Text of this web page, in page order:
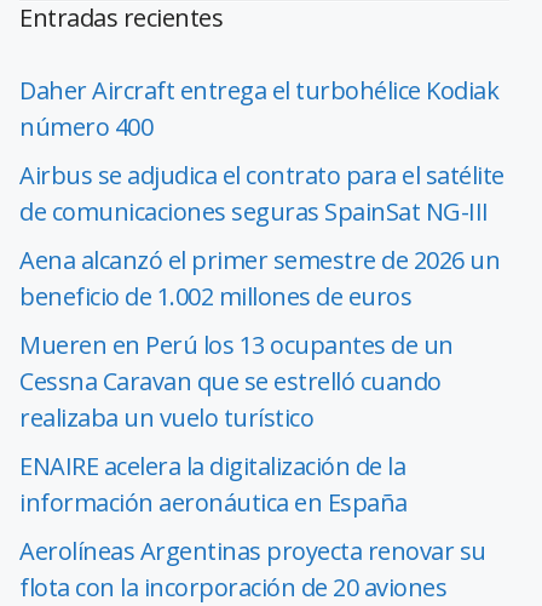
Entradas recientes
Daher Aircraft entrega el turbohélice Kodiak
número 400
Airbus se adjudica el contrato para el satélite
de comunicaciones seguras SpainSat NG-III
Aena alcanzó el primer semestre de 2026 un
beneficio de 1.002 millones de euros
Mueren en Perú los 13 ocupantes de un
Cessna Caravan que se estrelló cuando
realizaba un vuelo turístico
ENAIRE acelera la digitalización de la
información aeronáutica en España
Aerolíneas Argentinas proyecta renovar su
flota con la incorporación de 20 aviones